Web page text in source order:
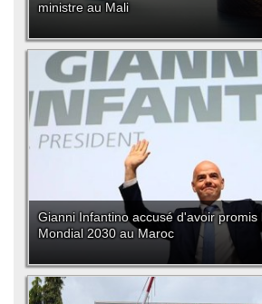
ministre au Mali
Gianni Infantino accusé d'avoir promis
Mondial 2030 au Maroc